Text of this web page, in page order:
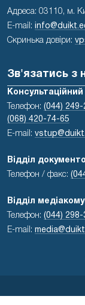
Адреса: 03110, м.
E-mail:
Скринька довіри:
Зв'язатись з
Телефон: (044) 249-
(068) 420-74-65
E-mail:
Відділ
Телефон / факс:
Відділ
Телефон: (044)
E-mail: